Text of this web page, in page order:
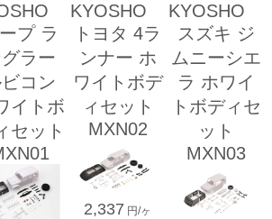
プ ラ
ラー
コン
イトボ
セット
KYOSHO
トヨタ 4ラ
ンナー ホ
ワイトボデ
ィセット
MXN02
2,337 円/ヶ
KYOSHO
スズキ ジ
ムニーシエ
ラ ホワイ
トボディセ
ット
MXN03